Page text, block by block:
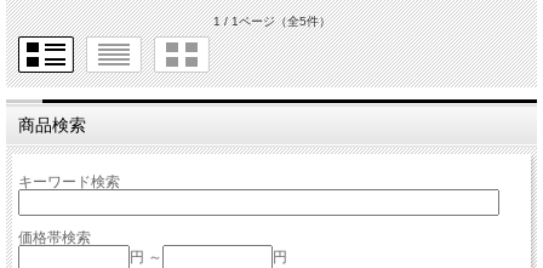
1 / 1ページ（全5件）
商品検索
キーワード検索
価格帯検索
円 ～
円